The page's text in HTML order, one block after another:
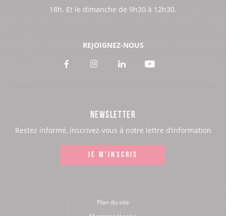
18h. Et le dimanche de 9h30 à 12h30.
REJOIGNEZ-NOUS
Voir
Facebook
Voir
Instagram
Voir
LinkedIn
Voir
Youtube
NEWSLETTER
Restez informé, inscrivez-vous à notre lettre d’information
JE M'INSCRIS
Plan du site